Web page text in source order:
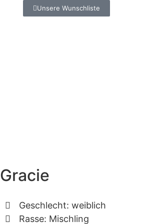
Unsere Wunschliste
Gracie
Geschlecht: weiblich
Rasse: Mischling